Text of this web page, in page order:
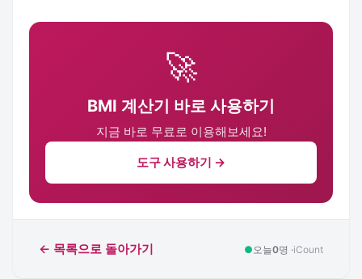
🚀
BMI 계산기 바로 사용하기
지금 바로 무료로 이용해보세요!
도구 사용하기 →
← 목록으로 돌아가기 ● 오늘0명 ·iCount